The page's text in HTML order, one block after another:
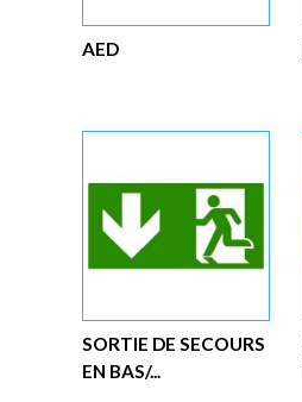
AED
SORTIE DE SECOURS
EN BAS/...